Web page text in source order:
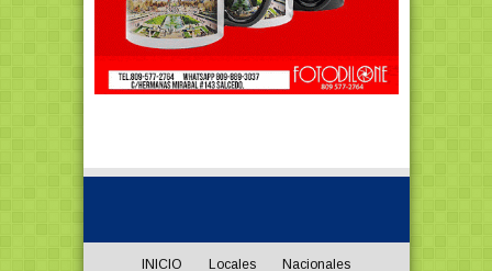
INICIO Locales Nacionales